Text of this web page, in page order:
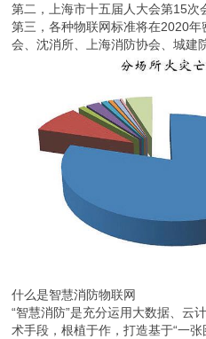
第二，上海市十五届人大会第15次
第三，各种物联网标准将在2020
会、沈消所、上海消防协会、城建
什么是智慧消防物联网
“智慧消防”是充分运用大数据、云
术手段，根植于作，打造基于“一张